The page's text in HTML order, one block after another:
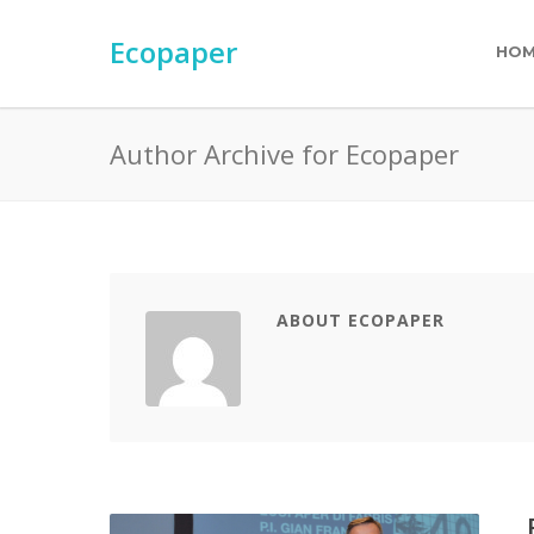
Ecopaper
Author Archive for Ecopaper
ABOUT ECOPAPER